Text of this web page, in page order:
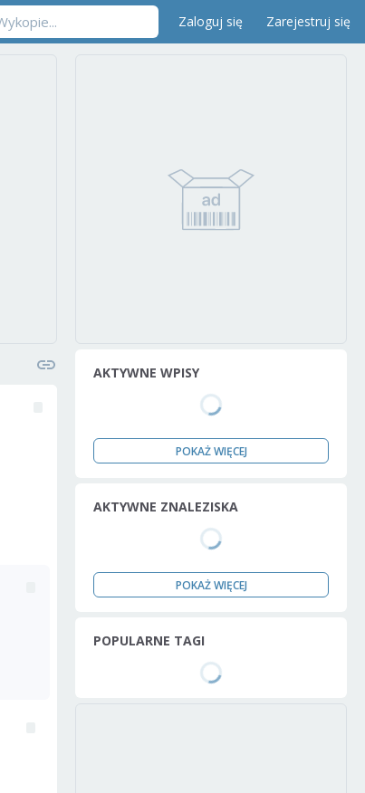
Zaloguj się Zarejestruj się
AKTYWNE WPISY
POKAŻ WIĘCEJ
AKTYWNE ZNALEZISKA
POKAŻ WIĘCEJ
POPULARNE TAGI